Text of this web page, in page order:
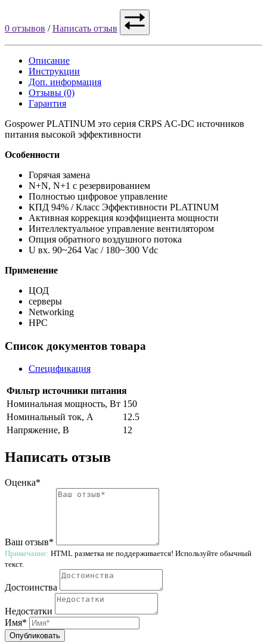
0 отзывов /Написать отзыв
Описание
Инструкции
Доп. информация
Отзывы (0)
Гарантия
Gospower PLATINUM это серия CRPS AC-DC источников
питания высокой эффективности
Особенности
Горячая замена
N+N, N+1 с резервированием
Полностью цифровое управление
КПД 94% / Класс Эффективности PLATINUM
Активная коррекция коэффициента мощности
Интеллектуальное управление вентилятором
Опция обратного воздушного потока
U вх. 90~264 Vac / 180~300 Vdc
Применение
ЦОД
серверы
Networking
HPC
Список документов товара
Спецификация
Фильтр источники питания
Номинальная мощность, Вт 150
Номинальный ток, A
12.5
Напряжение, В
12
Написать отзыв
Оценка*
Ваш отзыв*
Примечание: HTML разметка не поддерживается! Используйте обычный
текст.
Достоинства
Недостатки
Имя*
Опубликовать